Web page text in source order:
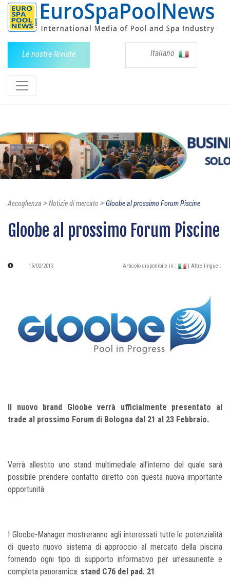
Le nostre Riviste Italiano
Accoglienza > Notizie di mercato > Gloobe al prossimo Forum Piscine
Gloobe al prossimo Forum Piscine
15/02/2013 Articolo disponibile in : | Altre lingue :
Il nuovo brand Gloobe verrà ufficialmente presentato al
trade al prossimo Forum di Bologna dal 21 al 23 Febbraio.
Verrà allestito uno stand multimediale all’interno del quale sarà
possibile prendere contatto diretto con questa nuova importante
opportunità.
I Gloobe-Manager mostreranno agli interessati tutte le potenzialità
di questo nuovo sistema di approccio al mercato della piscina
fornendo ogni tipo di supporto informativo per un’esauriente e
completa panoramica. stand C76 del pad. 21